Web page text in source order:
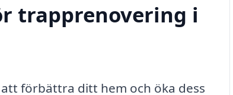
trapprenovering i
förbättra ditt hem och öka dess